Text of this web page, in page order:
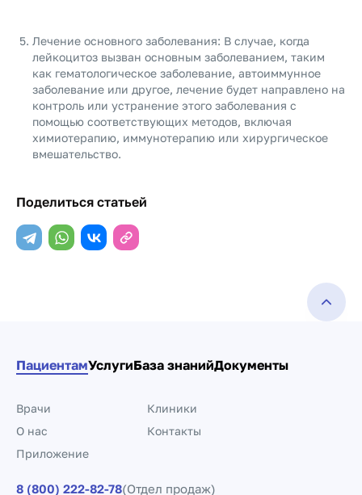
Лечение основного заболевания: В случае, когда
лейкоцитоз вызван основным заболеванием, таким
как гематологическое заболевание, автоиммунное
заболевание или другое, лечение будет направлено на
контроль или устранение этого заболевания с
помощью соответствующих методов, включая
химиотерапию, иммунотерапию или хирургическое
вмешательство.
Поделиться статьей
ПациентамУслугиБаза знанийДокументы
Врачи
Клиники
О нас
Контакты
Приложение
8 (800) 222-82-78(Отдел продаж)